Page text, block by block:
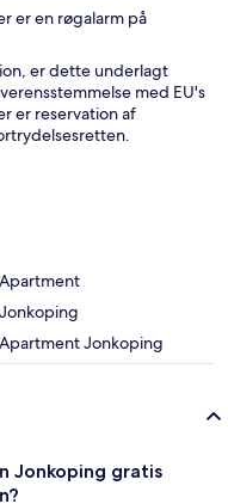
er en røgalarm på
er dette underlagt
med EU's
er reservation af
Jonkoping
Jonkoping gratis